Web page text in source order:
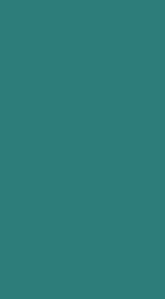
Créez un CV
En quelques
compatible
Créer un
Partager ce